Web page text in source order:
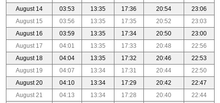
August 14
03:53 13:35 17:36 20:54
23:06
August 15
03:56 13:35 17:35 20:52
23:03
August 16
03:59 13:35 17:34 20:50
23:00
August 17
04:01 13:35 17:33 20:48
22:56
August 18
04:04 13:35 17:32 20:46
22:53
August 19
04:07 13:34 17:31 20:44
22:50
August 20
04:10 13:34 17:29 20:42
22:47
August 21
04:13 13:34 17:28 20:40
22:44